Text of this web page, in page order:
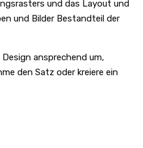
und das Layout und
und Bilder Bestandteil der
ansprechend um,
den Satz oder kreiere ein